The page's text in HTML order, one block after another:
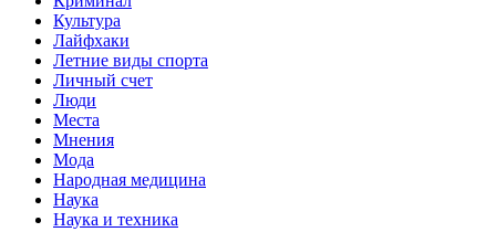
Культура
Лайфхаки
Летние виды спорта
Личный счет
Люди
Места
Мнения
Мода
Народная медицина
Наука
Наука и техника